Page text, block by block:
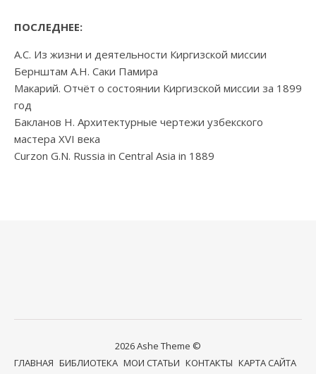
ПОСЛЕДНЕЕ:
А.С. Из жизни и деятельности Киргизской миссии
Бернштам А.Н. Саки Памира
Макарий. Отчёт о состоянии Киргизской миссии за 1899
год
Бакланов Н. Архитектурные чертежи узбекского
мастера XVI века
Curzon G.N. Russia in Central Asia in 1889
2026 Ashe Theme ©
ГЛАВНАЯ БИБЛИОТЕКА МОИ СТАТЬИ КОНТАКТЫ КАРТА САЙТА